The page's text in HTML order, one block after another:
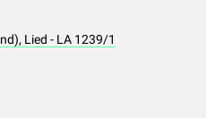
Lied - LA 1239/1